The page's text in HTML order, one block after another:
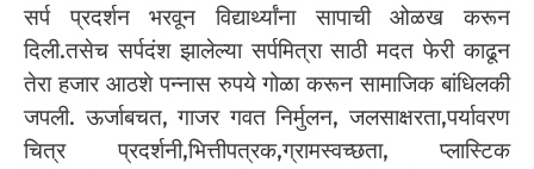
सर्प प्रदर्शन भरवून विद्यार्थ्यांना सापाची ओळख करून
दिली.तसेच सर्पदंश झालेल्या सर्पमित्रा साठी मदत फेरी काढून
तेरा हजार आठशे पन्नास रुपये गोळा करून सामाजिक बांधिलकी
जपली. ऊर्जाबचत, गाजर गवत निर्मुलन, जलसाक्षरता,पर्यावरण
चित्र प्रदर्शनी,भित्तीपत्रक,ग्रामस्वच्छता, प्लास्टिक